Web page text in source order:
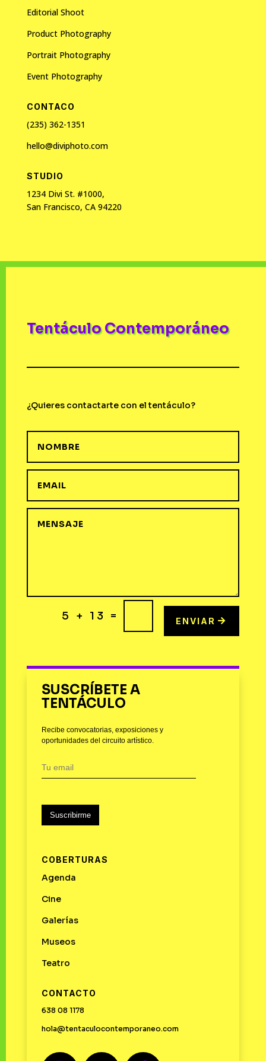
Editorial Shoot
Product Photography
Portrait Photography
Event Photography
CONTACO
(235) 362-1351
hello@diviphoto.com
STUDIO
1234 Divi St. #1000,
San Francisco, CA 94220
Tentáculo Contemporáneo
¿Quieres contactarte con el tentáculo?
5 + 13 = ENVIAR
SUSCRÍBETE A
TENTÁCULO
Recibe convocatorias, exposiciones y
oportunidades del circuito artístico.
Suscribirme
COBERTURAS
Agenda
Cine
Galerías
Museos
Teatro
CONTACTO
638 08 1178
hola@tentaculocontemporaneo.com